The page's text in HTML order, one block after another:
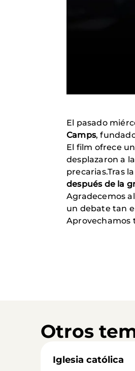
El pasado
Camps,
El film ofrece un
desplazaron a
precarias.Tras
después de la
Agradecemos al
un debate tan
Aprovechamos
Otros
Iglesia católica